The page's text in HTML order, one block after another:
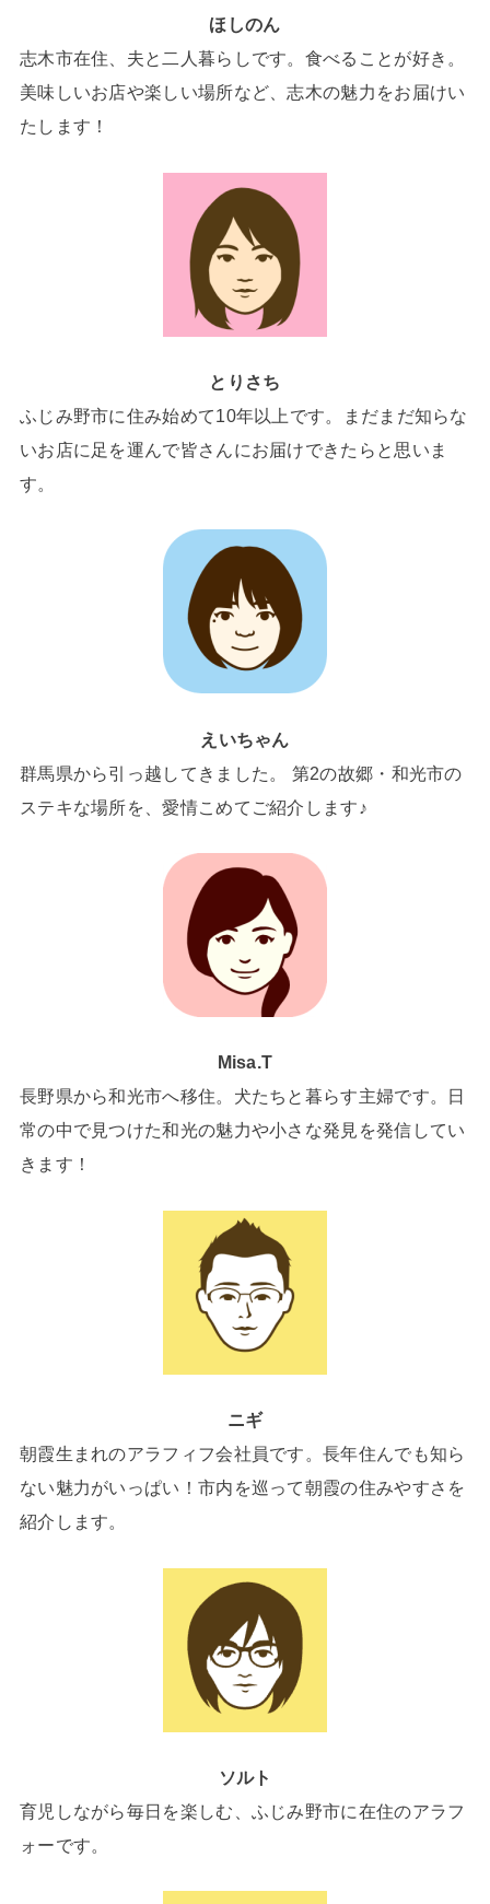
ほしのん
志木市在住、夫と二人暮らしです。食べることが好き。
美味しいお店や楽しい場所など、志木の魅力をお届けい
たします！
とりさち
ふじみ野市に住み始めて10年以上です。まだまだ知らな
いお店に足を運んで皆さんにお届けできたらと思いま
す。
えいちゃん
群馬県から引っ越してきました。 第2の故郷・和光市の
ステキな場所を、愛情こめてご紹介します♪
Misa.T
長野県から和光市へ移住。犬たちと暮らす主婦です。日
常の中で見つけた和光の魅力や小さな発見を発信してい
きます！
ニギ
朝霞生まれのアラフィフ会社員です。長年住んでも知ら
ない魅力がいっぱい！市内を巡って朝霞の住みやすさを
紹介します。
ソルト
育児しながら毎日を楽しむ、ふじみ野市に在住のアラフ
ォーです。